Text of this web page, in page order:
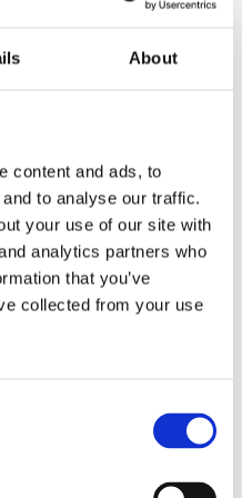
About
content and ads, to
to analyse our traffic.
your use of our site with
analytics partners who
that you’ve
collected from your use